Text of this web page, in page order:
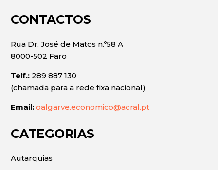
CONTACTOS
Rua Dr. José de Matos n.º58 A
8000-502 Faro
Telf.: 289 887 130
(chamada para a rede fixa nacional)
Email: oalgarve.economico@acral.pt
CATEGORIAS
Autarquias